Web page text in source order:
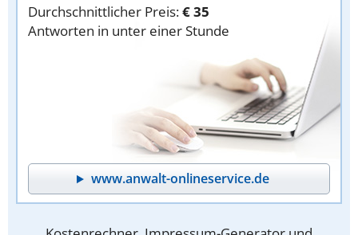
Durchschnittlicher Preis:€ 35
Antworten in unter einer Stunde
www.anwalt-onlineservice.de